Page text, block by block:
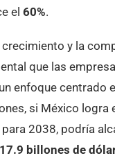
el 60%.
crecimiento y la
que las
enfoque centrado
si México logra
2038, podría
17.9 billones de